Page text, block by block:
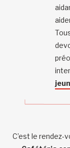
C’est le rendez-